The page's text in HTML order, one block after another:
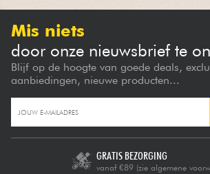
Mis niets
door onze nieuwsbrief te
Blijf op de hoogte van goede deals,
aanbiedingen, nieuwe producten...
GRATIS BEZORGING
vanaf €89 (zie algemene